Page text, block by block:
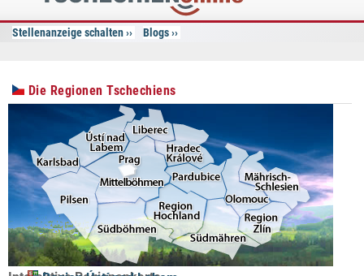
Online
Stellenanzeige schalten Blogs
Die Regionen Tschechiens